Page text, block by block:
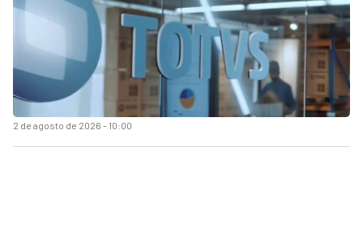
2 de agosto de 2026 - 10:00